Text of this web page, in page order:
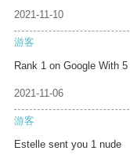
2021-11-10
游客
Rank 1 on Google With 5
2021-11-06
游客
Estelle sent you 1 nude